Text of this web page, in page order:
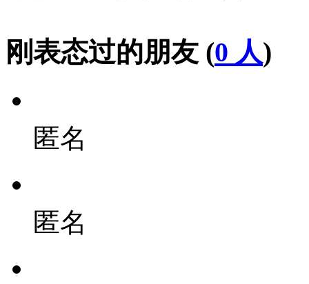
刚表态过的朋友 (0 人)
匿名
匿名